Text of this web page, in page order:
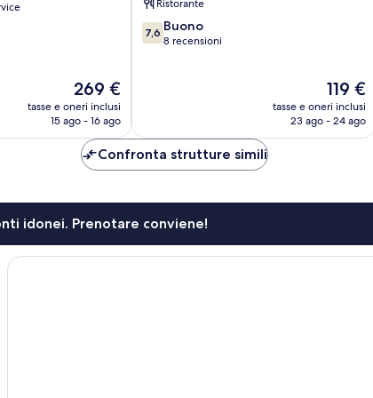
Il
prezzo
attuale
269 €
269 €
tasse e oneri inclusi
15 ago - 16 ago
Piriac-
sur-
Mer
Ristorante
7.6
su
7,6 Buono
8 recensioni
Il
prezzo
attuale
119 €
tasse e oneri inclusi
23 ago - 24 ago
Confronta strutture simili
idonei. Prenotare conviene!